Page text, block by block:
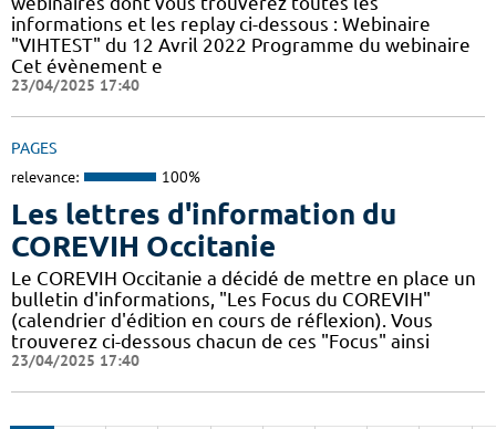
informations et les replay ci-dessous : Webinaire
"VIHTEST" du 12 Avril 2022 Programme du webinaire
Cet évènement e
23/04/2025 17:40
PAGES
relevance: 100%
Les lettres d'information du
COREVIH Occitanie
Le COREVIH Occitanie a décidé de mettre en place un
bulletin d'informations, "Les Focus du COREVIH"
(calendrier d'édition en cours de réflexion). Vous
trouverez ci-dessous chacun de ces "Focus" ainsi
23/04/2025 17:40